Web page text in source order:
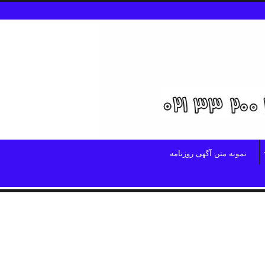
نمونه متن آگهی روزنامه